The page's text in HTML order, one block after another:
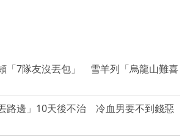
「7隊友沒丟包」 雪羊列「烏龍山難喜
路邊」10天後不治 冷血男要不到錢惡